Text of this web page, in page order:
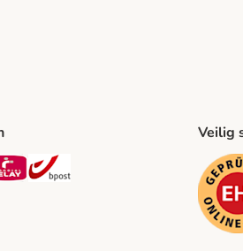
Method
Shipping Method
Mondial Relay Shipping Method
Veilig